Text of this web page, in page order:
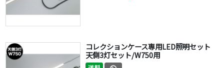
コレクションケース専用LED照明セット
天側3灯セット/W750用